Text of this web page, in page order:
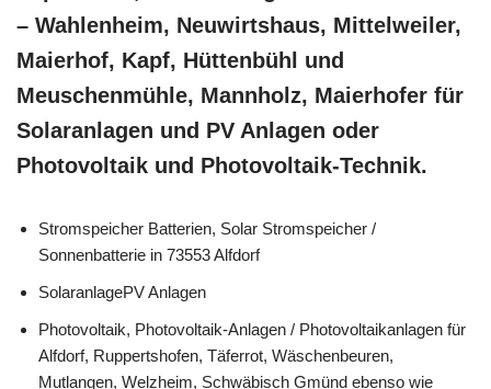
– Wahlenheim, Neuwirtshaus, Mittelweiler,
Maierhof, Kapf, Hüttenbühl und
Meuschenmühle, Mannholz, Maierhofer für
Solaranlagen und PV Anlagen oder
Photovoltaik und Photovoltaik-Technik.
Stromspeicher Batterien, Solar Stromspeicher /
Sonnenbatterie in 73553 Alfdorf
SolaranlagePV Anlagen
Photovoltaik, Photovoltaik-Anlagen / Photovoltaikanlagen für
Alfdorf, Ruppertshofen, Täferrot, Wäschenbeuren,
Mutlangen, Welzheim, Schwäbisch Gmünd ebenso wie